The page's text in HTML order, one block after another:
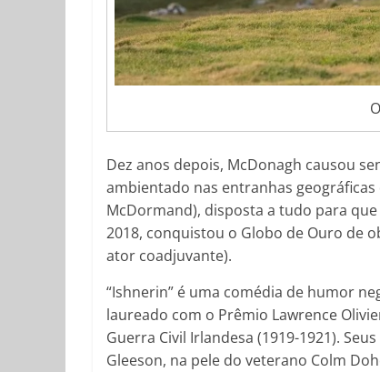
Dez anos depois, McDonagh causou
ambientado nas entranhas
McDormand), disposta a tudo para
2018, conquistou o Globo de Ouro de
ator coadjuvante).
“Ishnerin” é uma comédia de humor
laureado com o Prêmio Lawrence
Guerra Civil Irlandesa (1919-1921).
Gleeson, na pele do veterano Colm